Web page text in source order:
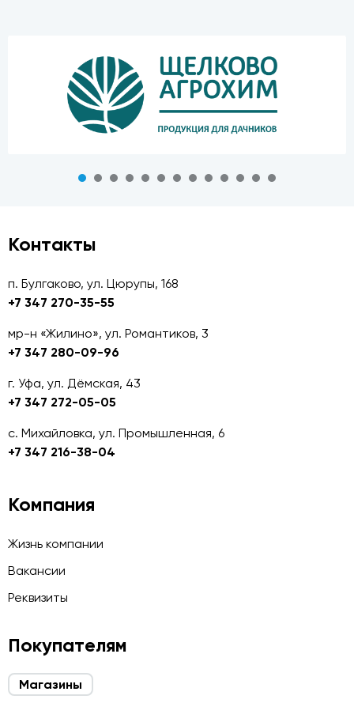
Контакты
п. Булгаково, ул. Цюрупы, 168
+7 347 270-35-55
мр-н «Жилино», ул. Романтиков, 3
+7 347 280-09-96
г. Уфа, ул. Дёмская, 43
+7 347 272-05-05
с. Михайловка, ул. Промышленная, 6
+7 347 216-38-04
Компания
Жизнь компании
Вакансии
Реквизиты
Покупателям
Магазины